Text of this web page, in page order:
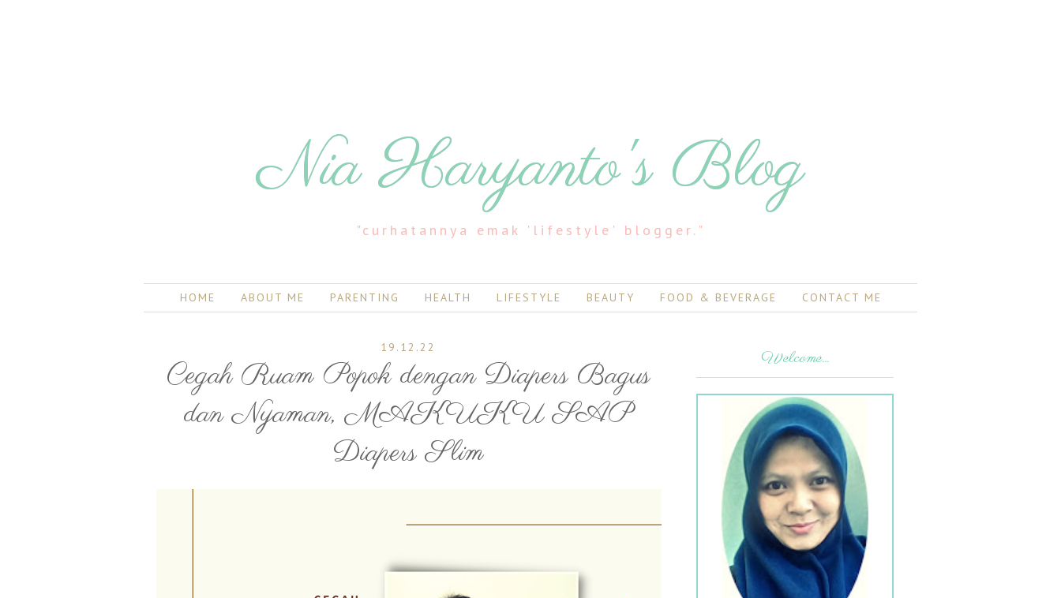
Nia Haryanto's Blog
"curhatannya emak 'lifestyle' blogger."
HOME ABOUT ME PARENTING HEALTH LIFESTYLE BEAUTY FOOD & BEVERAGE CONTACT ME
19.12.22
Cegah Ruam Popok dengan Diapers Bagus
dan Nyaman, MAKUKU SAP
Diapers Slim
Welcome...